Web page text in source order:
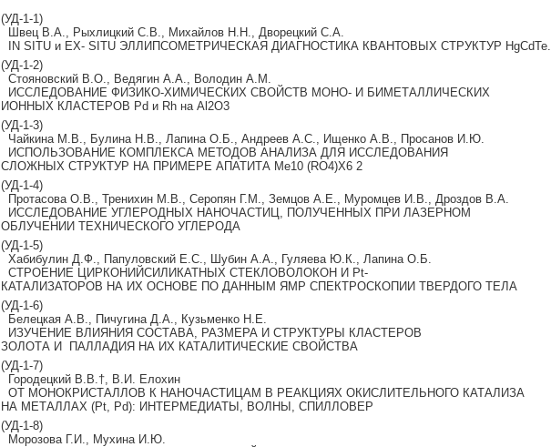
(УД‐1‐1)
Швец В.А., Рыхлицкий С.В., Михайлов Н.Н., Дворецкий С.А.
IN SITU и EX‐ SITU ЭЛЛИПСОМЕТРИЧЕСКАЯ ДИАГНОСТИКА КВАНТОВЫХ СТРУКТУР HgCdTe.
(УД‐1‐2)
Стояновский В.О., Ведягин А.А., Володин А.М.
ИССЛЕДОВАНИЕ ФИЗИКО‐ХИМИЧЕСКИХ СВОЙСТВ МОНО‐ И БИМЕТАЛЛИЧЕСКИХ
ИОННЫХ КЛАСТЕРОВ Pd и Rh на Al2O3
(УД‐1‐3)
Чайкина М.В., Булина Н.В., Лапина О.Б., Андреев А.С., Ищенко А.В., Просанов И.Ю.
ИСПОЛЬЗОВАНИЕ КОМПЛЕКСА МЕТОДОВ АНАЛИЗА ДЛЯ ИССЛЕДОВАНИЯ
СЛОЖНЫХ СТРУКТУР НА ПРИМЕРЕ АПАТИТА Me10 (RO4)X6 2
(УД‐1‐4)
Протасова О.В., Тренихин М.В., Серопян Г.М., Земцов А.Е., Муромцев И.В., Дроздов В.А.
ИССЛЕДОВАНИЕ УГЛЕРОДНЫХ НАНОЧАСТИЦ, ПОЛУЧЕННЫХ ПРИ ЛАЗЕРНОМ
ОБЛУЧЕНИИ ТЕХНИЧЕСКОГО УГЛЕРОДА
(УД‐1‐5)
Хабибулин Д.Ф., Папуловский Е.С., Шубин А.А., Гуляева Ю.К., Лапина О.Б.
СТРОЕНИЕ ЦИРКОНИЙСИЛИКАТНЫХ СТЕКЛОВОЛОКОН И Pt‐
КАТАЛИЗАТОРОВ НА ИХ ОСНОВЕ ПО ДАННЫМ ЯМР СПЕКТРОСКОПИИ ТВЕРДОГО ТЕЛА
(УД‐1‐6)
Белецкая А.В., Пичугина Д.А., Кузьменко Н.Е.
ИЗУЧЕНИЕ ВЛИЯНИЯ СОСТАВА, РАЗМЕРА И СТРУКТУРЫ КЛАСТЕРОВ
ЗОЛОТА И ПАЛЛАДИЯ НА ИХ КАТАЛИТИЧЕСКИЕ СВОЙСТВА
(УД‐1‐7)
Городецкий В.В.†, В.И. Елохин
ОТ МОНОКРИСТАЛЛОВ К НАНОЧАСТИЦАМ В РЕАКЦИЯХ ОКИСЛИТЕЛЬНОГО КАТАЛИЗА
НА МЕТАЛЛАХ (Pt, Pd): ИНТЕРМЕДИАТЫ, ВОЛНЫ, СПИЛЛОВЕР
(УД‐1‐8)
Морозова Г.И., Мухина И.Ю.